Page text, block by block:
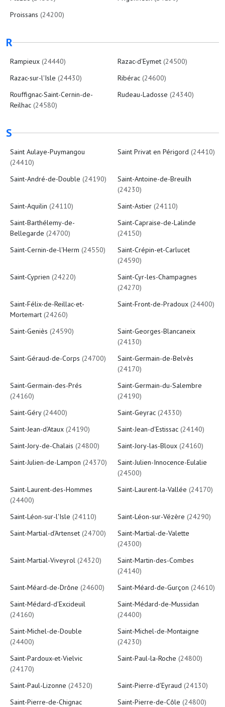
Proissans (24200)
R
Rampieux (24440) Razac-d'Eymet (24500)
Razac-sur-l'Isle (24430) Ribérac (24600)
Rouffignac-Saint-Cernin-de-
Reilhac (24580)
Rudeau-Ladosse (24340)
S
Saint Aulaye-Puymangou
(24410)
Saint Privat en Périgord (24410)
Saint-André-de-Double (24190)
Saint-Antoine-de-Breuilh
(24230)
Saint-Aquilin (24110) Saint-Astier (24110)
Saint-Barthélemy-de-
Bellegarde (24700)
Saint-Capraise-de-Lalinde
(24150)
Saint-Cernin-de-l'Herm (24550)
Saint-Crépin-et-Carlucet
(24590)
Saint-Cyprien (24220)
Saint-Cyr-les-Champagnes
(24270)
Saint-Félix-de-Reillac-et-
Mortemart (24260)
Saint-Front-de-Pradoux (24400)
Saint-Geniès (24590)
Saint-Georges-Blancaneix
(24130)
Saint-Géraud-de-Corps (24700)
Saint-Germain-de-Belvès
(24170)
Saint-Germain-des-Prés
(24160)
Saint-Germain-du-Salembre
(24190)
Saint-Géry(24400) Saint-Geyrac (24330)
Saint-Jean-d'Ataux (24190) Saint-Jean-d'Estissac (24140)
Saint-Jory-de-Chalais (24800) Saint-Jory-las-Bloux (24160)
Saint-Julien-de-Lampon (24370)
Saint-Julien-Innocence-Eulalie
(24500)
Saint-Laurent-des-Hommes
(24400)
Saint-Laurent-la-Vallée (24170)
Saint-Léon-sur-l'Isle (24110) Saint-Léon-sur-Vézère (24290)
Saint-Martial-d'Artenset (24700)
Saint-Martial-de-Valette
(24300)
Saint-Martial-Viveyrol (24320)
Saint-Martin-des-Combes
(24140)
Saint-Méard-de-Drône (24600) Saint-Méard-de-Gurçon (24610)
Saint-Médard-d'Excideuil
(24160)
Saint-Médard-de-Mussidan
(24400)
Saint-Michel-de-Double
(24400)
Saint-Michel-de-Montaigne
(24230)
Saint-Pardoux-et-Vielvic
(24170)
Saint-Paul-la-Roche (24800)
Saint-Paul-Lizonne (24320) Saint-Pierre-d'Eyraud (24130)
Saint-Pierre-de-Chignac
Saint-Pierre-de-Côle (24800)